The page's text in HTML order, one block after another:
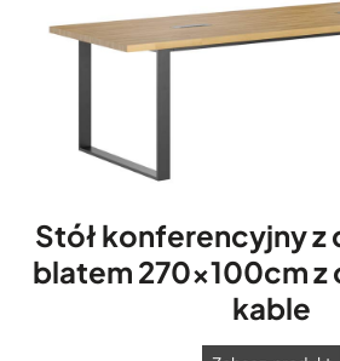
Stół konferencyjny z
blatem 270x100cm z
kable